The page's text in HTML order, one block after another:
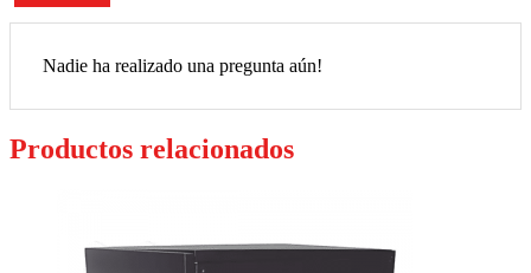
Nadie ha realizado una pregunta aún!
Productos relacionados